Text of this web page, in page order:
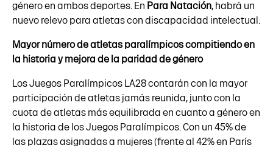
género en ambos deportes. En Para Natación, habrá un
nuevo relevo para atletas con discapacidad intelectual.
Mayor número de atletas paralímpicos compitiendo en
la historia y mejora de la paridad de género
Los Juegos Paralímpicos LA28 contarán con la mayor
participación de atletas jamás reunida, junto con la
cuota de atletas más equilibrada en cuanto a género en
la historia de los Juegos Paralímpicos. Con un 45% de
las plazas asignadas a mujeres (frente al 42% en París